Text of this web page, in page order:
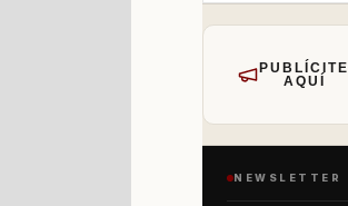
PUBLÍCITE
AQUÍ
NEWSLETTER